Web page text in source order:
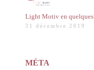
Light Motiv en
31 décembre 2019
MÉTA